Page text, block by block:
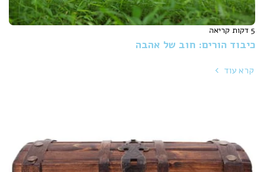
5 דקות קריאה
כיבוד הורים: חוב של אהבה
קרא עוד